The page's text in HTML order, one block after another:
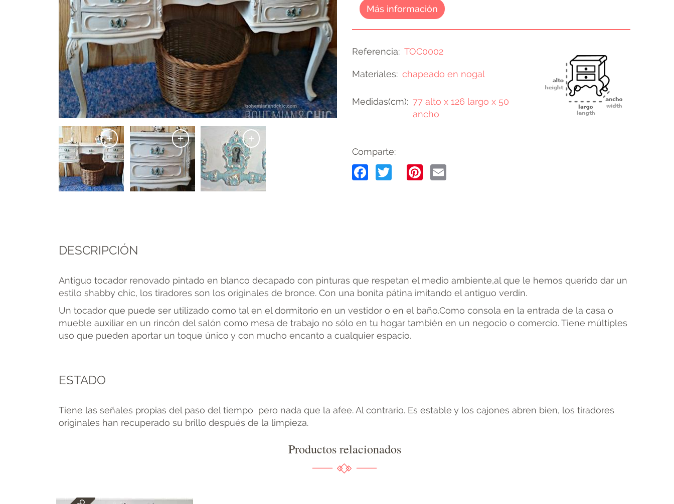
+ + +
Más información
Referencia TOC0002
Materiales chapeado en nogal
Medidas(cm)
77 alto x 126 largo x 50
ancho
Comparte:
Facebook
TwitterPinterest
DESCRIPCIÓN
Antiguo tocador renovado pintado en blanco decapado con pinturas que respetan el medio ambiente,al que le hemos querido dar un
estilo shabby chic, los tiradores son los originales de bronce. Con una bonita pátina imitando el antiguo verdín.
Un tocador que puede ser utilizado como tal en el dormitorio en un vestidor o en el baño.Como consola en la entrada de la casa o
mueble auxiliar en un rincón del salón como mesa de trabajo no sólo en tu hogar también en un negocio o comercio. Tiene múltiples
uso que pueden aportar un toque único y con mucho encanto a cualquier espacio.
ESTADO
Tiene las señales propias del paso del tiempo pero nada que la afee. Al contrario. Es estable y los cajones abren bien, los tiradores
originales han recuperado su brillo después de la limpieza.
Productos relacionados